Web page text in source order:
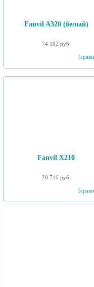
Fanvil A320 (белый)
74 182 руб.
Fanvil X210
20 716 руб.